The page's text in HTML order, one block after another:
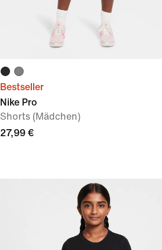
Bestseller
Nike Pro
Shorts (Mädchen)
27,99 €